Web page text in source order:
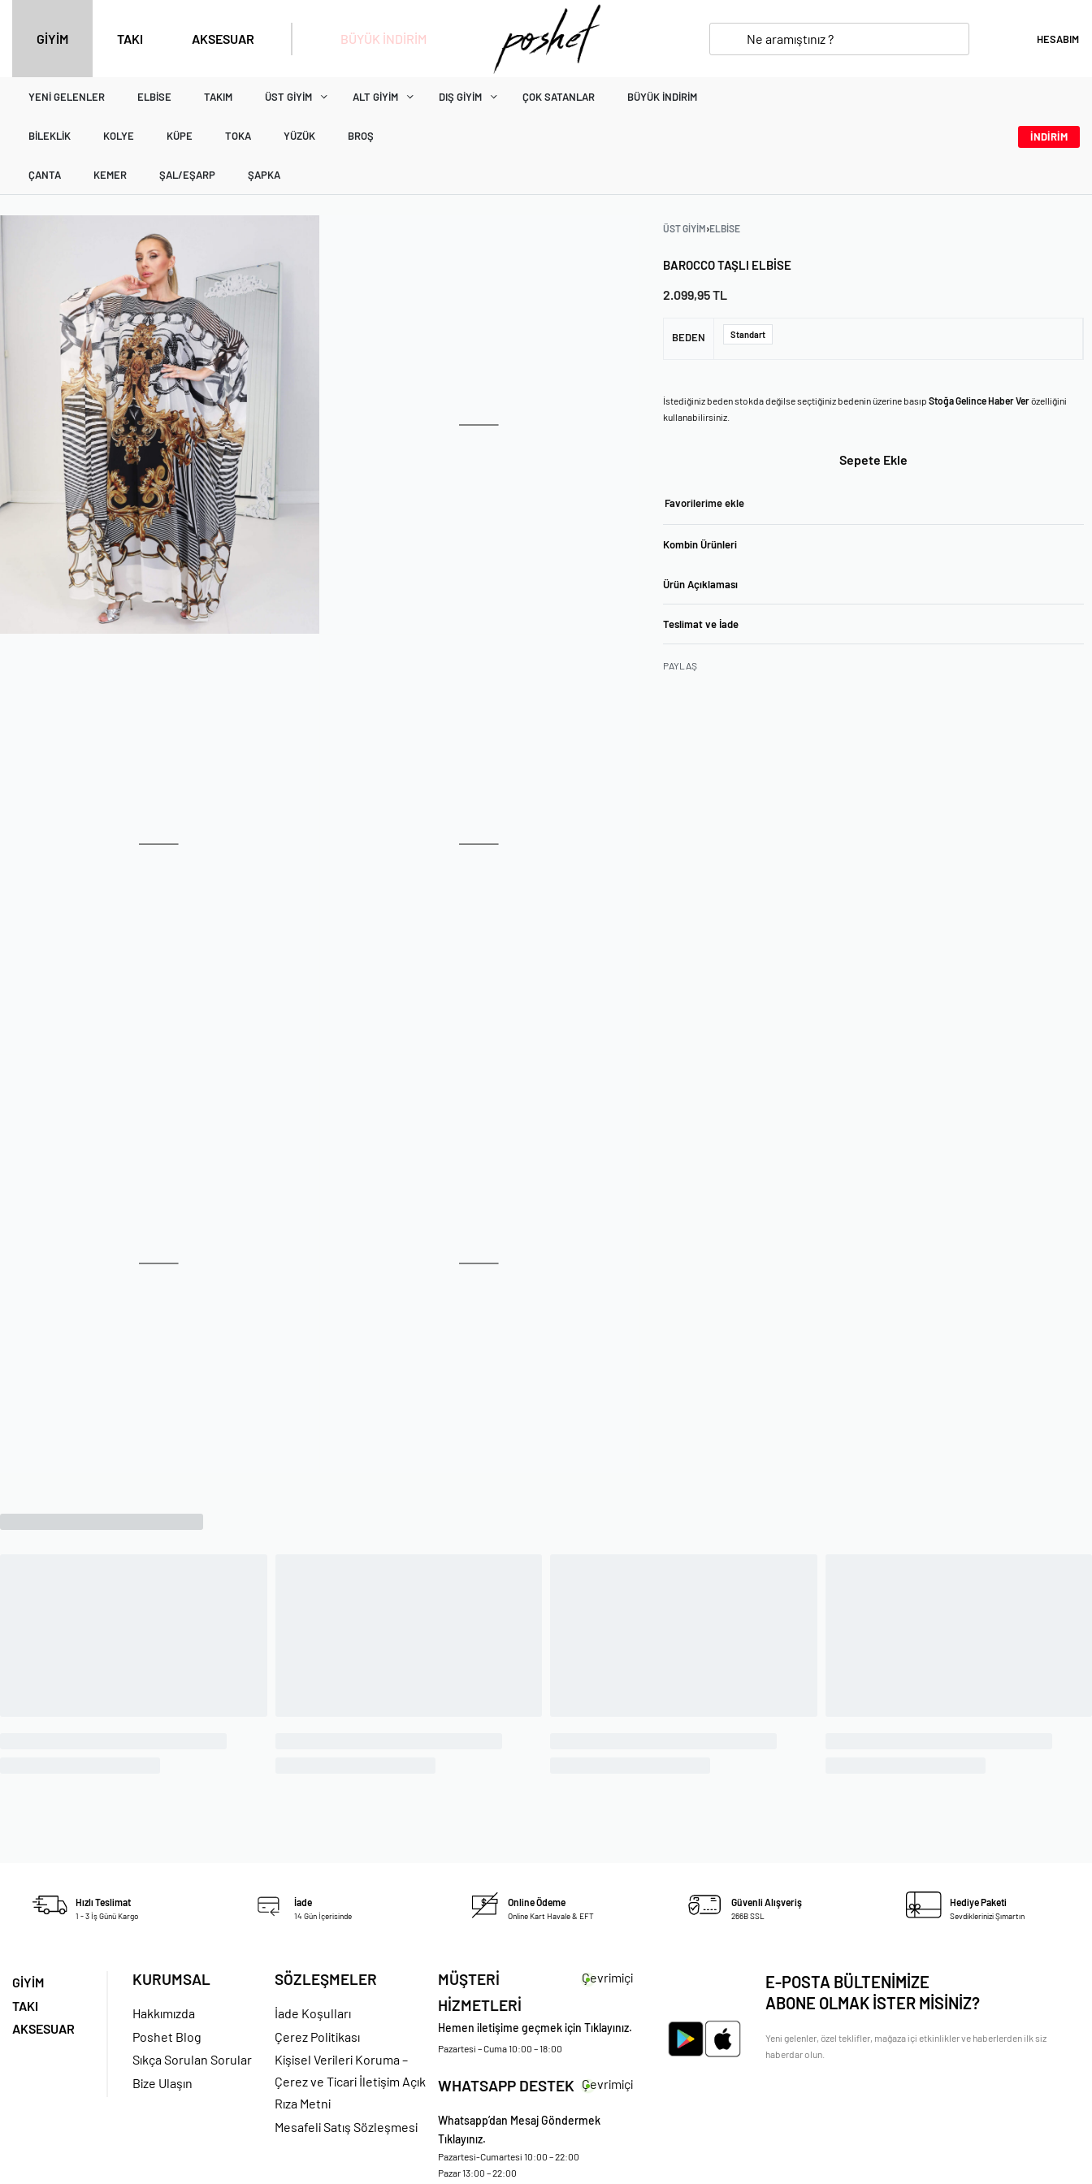
GİYİM TAKI AKSESUAR BÜYÜK İNDİRİM HESABIM
YENI GELENLER ELBISE TAKIM ÜST GIYIM ALT GIYIM DIŞ GIYIM ÇOK SATANLAR BÜYÜK İNDIRIM
BILEKLIK KOLYE KÜPE TOKA YÜZÜK BROŞ
ÇANTA KEMER ŞAL/EŞARP ŞAPKA
İNDİRİM
ÜST GIYIM›ELBISE
BAROCCO TAŞLI ELBISE
2.099,95TL
BEDEN Standart
İstediğiniz beden stokda değilse seçtiğiniz bedenin üzerine basıpStoğa Gelince Haber Verözelliğini
kullanabilirsiniz.
Sepete Ekle
Favorilerime ekle
Kombin Ürünleri
Ürün Açıklaması
Teslimat ve İade
PAYLAŞ
Hızlı Teslimat
1 - 3 İş Günü Kargo
İade
14 Gün İçerisinde
Online Ödeme
Online Kart Havale & EFT
Güvenli Alışveriş
266B SSL
Hediye Paketi
Sevdiklerinizi Şımartın
GİYİM
TAKI
AKSESUAR
KURUMSAL
Hakkımızda
Poshet Blog
Sıkça Sorulan Sorular
Bize Ulaşın
SÖZLEŞMELER
İade Koşulları
Çerez Politikası
Kişisel Verileri Koruma –
Çerez ve Ticari İletişim Açık
Rıza Metni
Mesafeli Satış Sözleşmesi
MÜŞTERİ
HİZMETLERİ
Çevrimiçi
Hemen iletişime geçmek için Tıklayınız.
Pazartesi – Cuma 10:00 – 18:00
WHATSAPP DESTEK Çevrimiçi
Whatsapp’dan Mesaj Göndermek
Tıklayınız.
Pazartesi-Cumartesi 10:00 – 22:00
Pazar 13:00 – 22:00
E-POSTA BÜLTENİMİZE
ABONE OLMAK İSTER MİSİNİZ?
Yeni gelenler, özel teklifler, mağaza içi etkinlikler ve haberlerden ilk siz
haberdar olun.